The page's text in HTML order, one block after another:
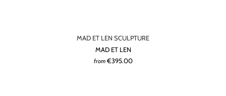
MAD ET LEN SCULPTURE
MAD ET LEN
from €395.00